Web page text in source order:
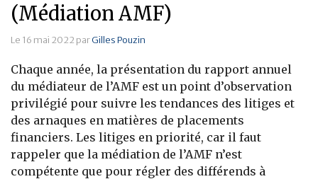
Placements
Assurance Vie
Patrimoine
Immobilier
Banque
(Médiation AMF)
Le 16 mai 2022 parGilles Pouzin
Chaque année, la présentation du rapport annuel
du médiateur de l’AMF est un point d’observation
privilégié pour suivre les tendances des litiges et
des arnaques en matières de placements
financiers. Les litiges en priorité, car il faut
rappeler que la médiation de l’AMF n’est
compétente que pour régler des différends à